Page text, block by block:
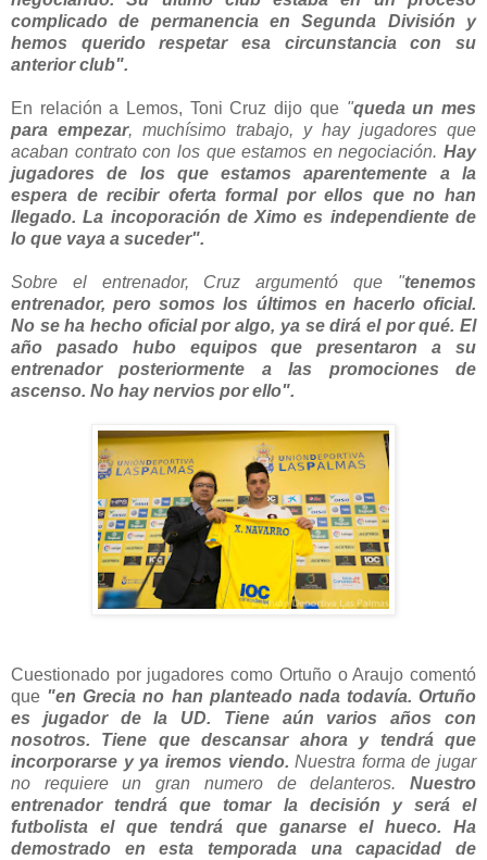
complicado de permanencia en Segunda División y
hemos querido respetar esa circunstancia con su
anterior club".
En relación a Lemos, Toni Cruz dijo que"queda un mes
para empezar, muchísimo trabajo, y hay jugadores que
acaban contrato con los que estamos en negociación. Hay
jugadores de los que estamos aparentemente a la
espera de recibir oferta formal por ellos que no han
llegado. La incoporación de Ximo es independiente de
lo que vaya a suceder".
Sobre el entrenador, Cruz argumentó que "tenemos
entrenador, pero somos los últimos en hacerlo oficial.
No se ha hecho oficial por algo, ya se dirá el por qué. El
año pasado hubo equipos que presentaron a su
entrenador posteriormente a las promociones de
ascenso. No hay nervios por ello".
Cuestionado por jugadores como Ortuño o Araujo comentó
que "en Grecia no han planteado nada todavía. Ortuño
es jugador de la UD. Tiene aún varios años con
nosotros. Tiene que descansar ahora y tendrá que
incorporarse y ya iremos viendo. Nuestra forma de jugar
no requiere un gran numero de delanteros. Nuestro
entrenador tendrá que tomar la decisión y será el
futbolista el que tendrá que ganarse el hueco. Ha
demostrado en esta temporada una capacidad de